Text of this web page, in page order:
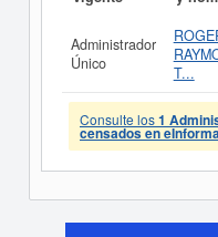
Administrador
Único
T...
Consulte los1
censados en